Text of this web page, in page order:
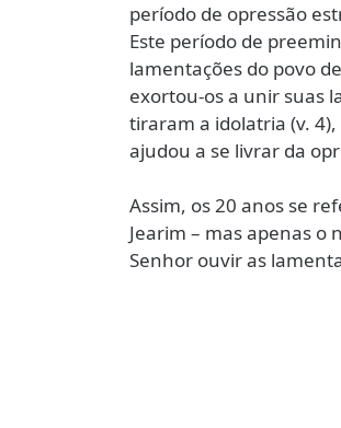
período de opressão
Este período de
lamentações do povo
exortou-os a unir suas
tiraram a idolatria (v.
ajudou a se livrar da
Assim, os 20 anos se
Jearim – mas apenas o
Senhor ouvir as